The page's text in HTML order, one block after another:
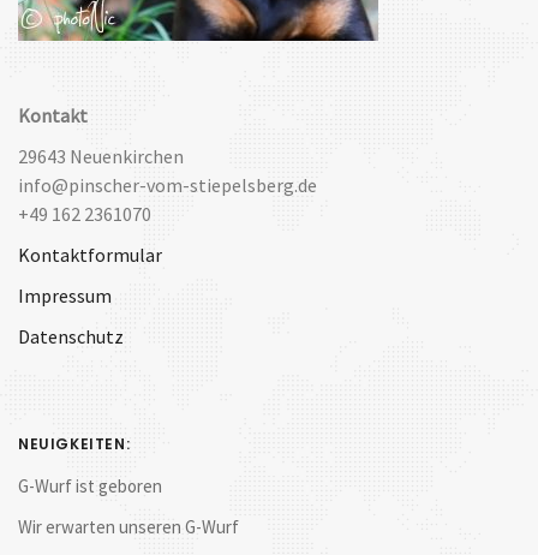
Kontakt
29643 Neuenkirchen
info@pinscher-vom-stiepelsberg.de
+49 162 2361070
Kontaktformular
Impressum
Datenschutz
NEUIGKEITEN:
G-Wurf ist geboren
Wir erwarten unseren G-Wurf